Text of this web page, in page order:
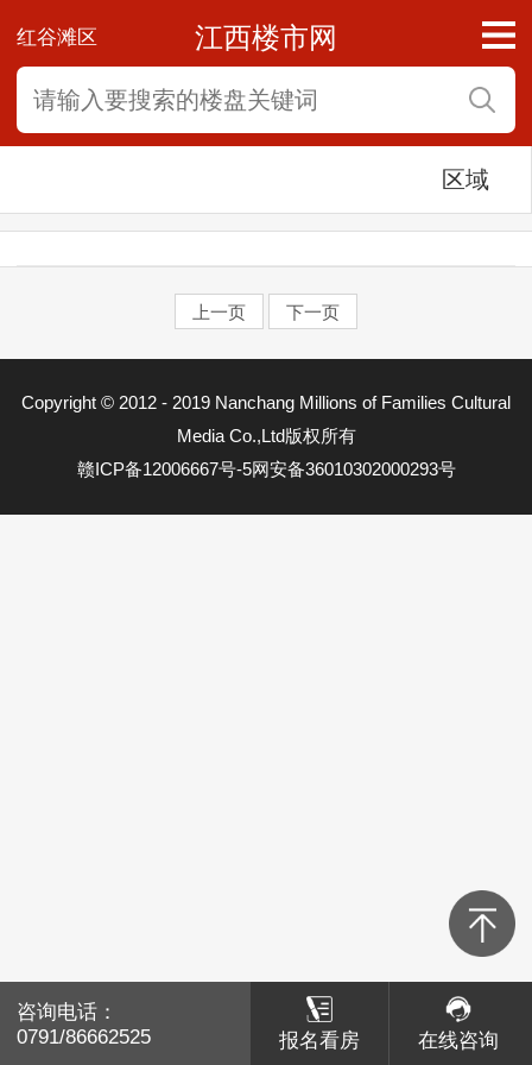
红谷滩区 江西楼市网
区域
上一页 下一页
Copyright © 2012 - 2019 Nanchang Millions of Families Cultural
Media Co.,Ltd版权所有
赣ICP备12006667号-5网安备36010302000293号
咨询电话：
0791/86662525
报名看房 在线咨询
咨询电话：
0791/86662525
报名看房 在线咨询
东湖区
西湖区
赣江新区